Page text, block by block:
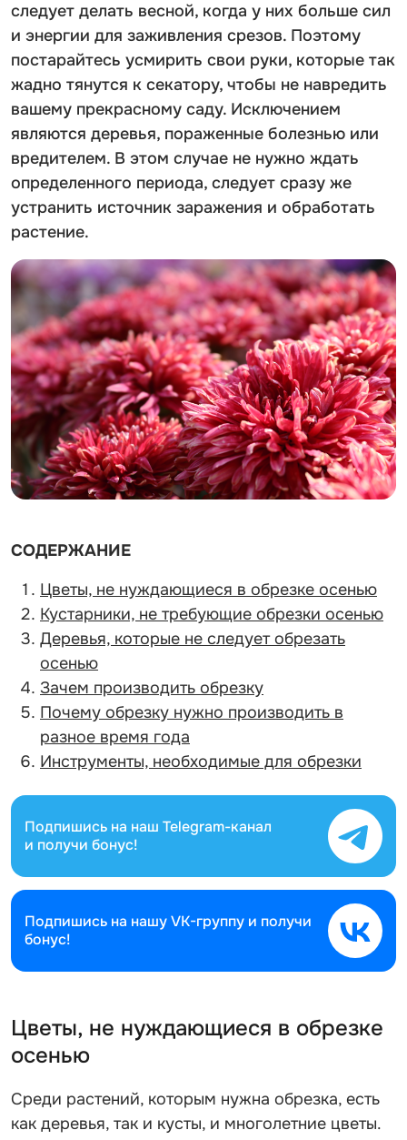
следует делать весной, когда у них больше сил
и энергии для заживления срезов. Поэтому
постарайтесь усмирить свои руки, которые так
жадно тянутся к секатору, чтобы не навредить
вашему прекрасному саду. Исключением
являются деревья, пораженные болезнью или
вредителем. В этом случае не нужно ждать
определенного периода, следует сразу же
устранить источник заражения и обработать
растение.
СОДЕРЖАНИЕ
Цветы, не нуждающиеся в обрезке осенью
Кустарники, не требующие обрезки осенью
Деревья, которые не следует обрезать
осенью
Зачем производить обрезку
Почему обрезку нужно производить в
разное время года
Инструменты, необходимые для обрезки
Подпишись на наш Telegram-канал
и получи бонус!
Подпишись на нашуVK-группу и получи
бонус!
Цветы, не нуждающиеся в обрезке
осенью
Среди растений, которым нужна обрезка, есть
как деревья, так и кусты, и многолетние цветы.